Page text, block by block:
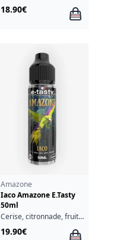
18.90€
Amazone
Iaco Amazone E.Tasty
50ml
Cerise, citronnade, fruits rouges
19.90€